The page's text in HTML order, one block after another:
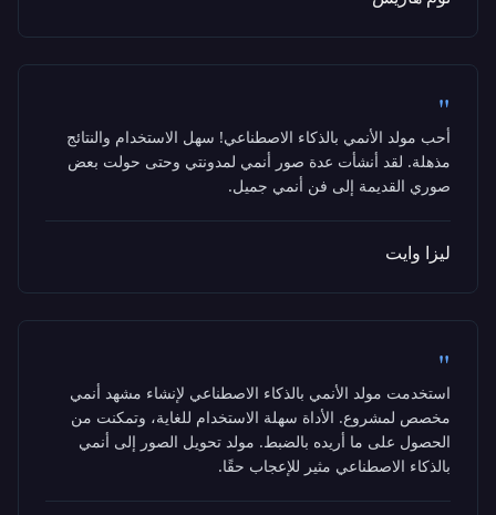
"
أحب مولد الأنمي بالذكاء الاصطناعي! سهل الاستخدام والنتائج
مذهلة. لقد أنشأت عدة صور أنمي لمدونتي وحتى حولت بعض
صوري القديمة إلى فن أنمي جميل.
ليزا وايت
"
استخدمت مولد الأنمي بالذكاء الاصطناعي لإنشاء مشهد أنمي
مخصص لمشروع. الأداة سهلة الاستخدام للغاية، وتمكنت من
الحصول على ما أريده بالضبط. مولد تحويل الصور إلى أنمي
بالذكاء الاصطناعي مثير للإعجاب حقًا.